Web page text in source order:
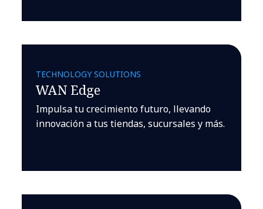
TECHNOLOGY SOLUTIONS
WAN Edge
Impulsa tu crecimiento futuro, llevando
innovación a tus tiendas, sucursales y más.